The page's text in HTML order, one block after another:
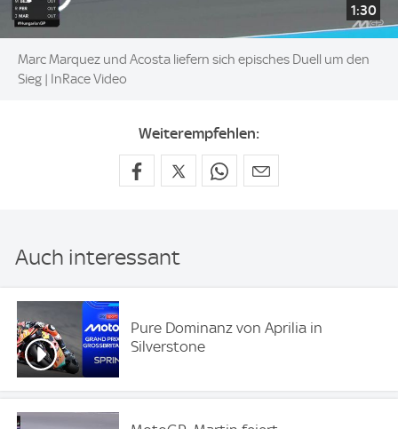
1:30
Marc Marquez und Acosta liefern sich episches Duell um den
Sieg | InRace Video
Weiterempfehlen:
Auch interessant
Pure Dominanz von Aprilia in
Silverstone